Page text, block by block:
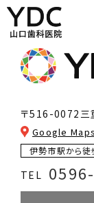
〒516-0072
Google Maps
伊勢市駅から
TEL